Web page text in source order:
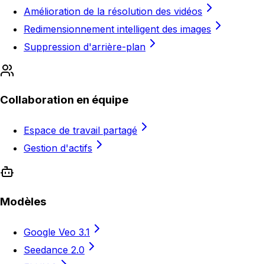
Amélioration de la résolution des vidéos
Redimensionnement intelligent des images
Suppression d'arrière-plan
Collaboration en équipe
Espace de travail partagé
Gestion d'actifs
Modèles
Google Veo 3.1
Seedance 2.0